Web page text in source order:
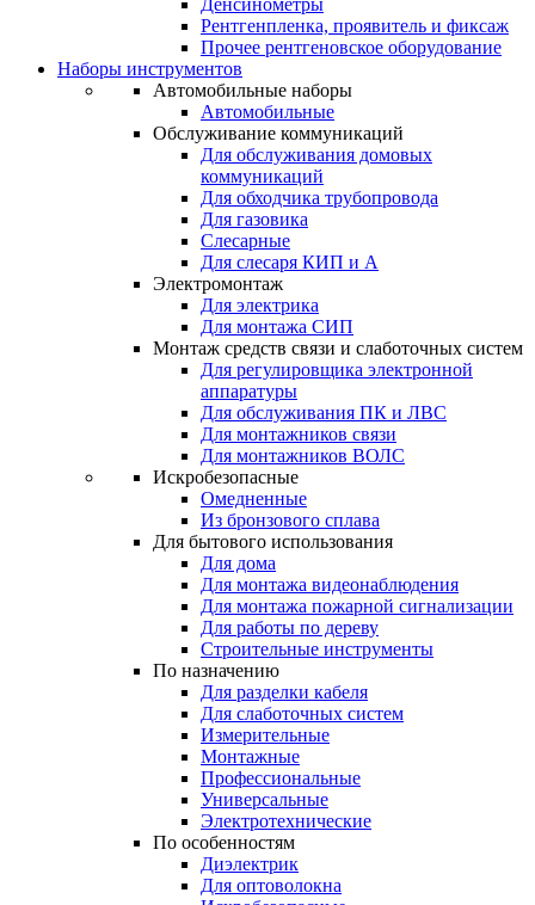
Денсинометры
Рентгенпленка, проявитель и фиксаж
Прочее рентгеновское оборудование
Наборы инструментов
Автомобильные наборы
Автомобильные
Обслуживание коммуникаций
Для обслуживания домовых
коммуникаций
Для обходчика трубопровода
Для газовика
Слесарные
Для слесаря КИП и А
Электромонтаж
Для электрика
Для монтажа СИП
Монтаж средств связи и слаботочных систем
Для регулировщика электронной
аппаратуры
Для обслуживания ПК и ЛВС
Для монтажников связи
Для монтажников ВОЛС
Искробезопасные
Омедненные
Из бронзового сплава
Для бытового использования
Для дома
Для монтажа видеонаблюдения
Для монтажа пожарной сигнализации
Для работы по дереву
Строительные инструменты
По назначению
Для разделки кабеля
Для слаботочных систем
Измерительные
Монтажные
Профессиональные
Универсальные
Электротехнические
По особенностям
Диэлектрик
Для оптоволокна